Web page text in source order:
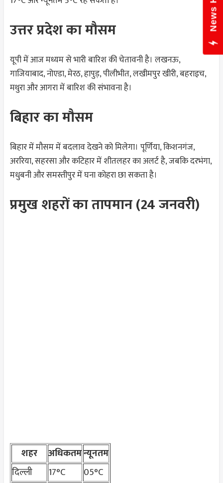
उत्तर प्रदेश का मौसम
यूपी में आज मध्यम से भारी बारिश की चेतावनी है। लखनऊ,
गाजियाबाद, नोएडा, मेरठ, हापुड़, पीलीभीत, लखीमपुर खीरी, बहराइच,
मथुरा और आगरा में बारिश की संभावना है।
बिहार का मौसम
बिहार में मौसम में बदलाव देखने को मिलेगा। पूर्णिया, किशनगंज,
अररिया, सहरसा और कटिहार में शीतलहर का अलर्ट है, जबकि दरभंगा,
मधुबनी और समस्तीपुर में घना कोहरा छा सकता है।
प्रमुख शहरों का तापमान (24 जनवरी)
शहर अधिकतमन्यूनतम
दिल्ली
17°C
05°C